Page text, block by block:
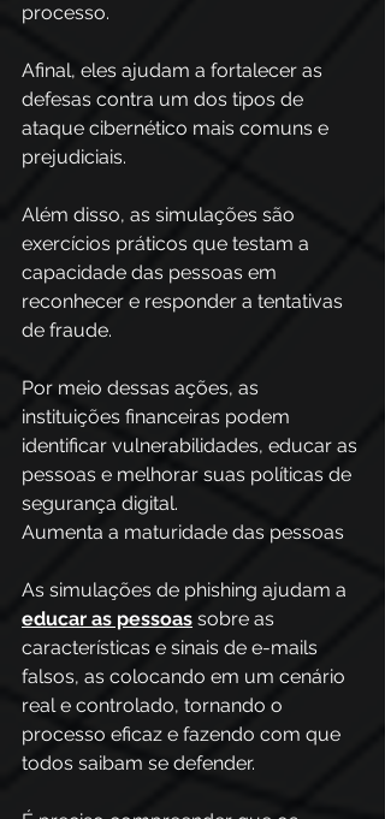
processo.
Afinal, eles ajudam a fortalecer as
defesas contra um dos tipos de
ataque cibernético mais comuns e
prejudiciais.
Além disso, as simulações são
exercícios práticos que testam a
capacidade das pessoas em
reconhecer e responder a tentativas
de fraude.
Por meio dessas ações, as
instituições financeiras podem
identificar vulnerabilidades, educar as
pessoas e melhorar suas políticas de
segurança digital.
Aumenta a maturidade das pessoas
As simulações de phishing ajudam a
educar as pessoas sobre as
características e sinais de e-mails
falsos, as colocando em um cenário
real e controlado, tornando o
processo eficaz e fazendo com que
todos saibam se defender.